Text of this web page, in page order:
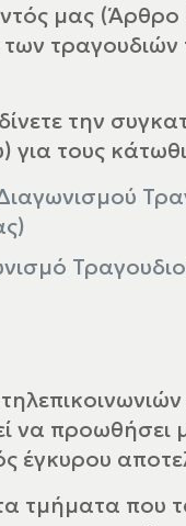
μας (Άρθρο
την
τους
να
έγκυρου
που